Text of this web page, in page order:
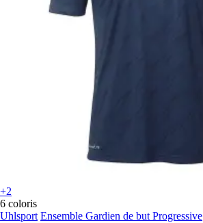
+2
6 coloris
Uhlsport Ensemble Gardien de but Progressive